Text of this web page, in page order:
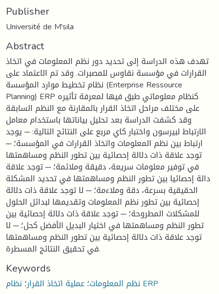
Publisher
Université de M'sila
Abstract
تهدف هذه الدراسة إلى تحديد دور نظم المعلومات في اتخاذ
القرارات في مؤسسة نقاوس للمصبرات. وقد تم الاعتماد على
نظام تخطيط موارد المؤسسة (Enterprise Ressource
Planning) ERP كنظام معلوماتي طبق فيها لمعرفة تأثيره
على مختلف مراحل اتخاذ القرار بالمقارنة مع النظم السابقة
وقد كشفت الدراسة بعد تحليل بياناتها باستخدام معامل
الارتباط لبيرسون واختبار كاي مربع على النتائج التالية: ─ يوجد
ارتباط بين نظم المعلومات واتخاذ القرارات في المؤسسة؛ ─
توجد علاقة ذات دلالة إحصائية بين تطور النظم ومساهمتها
في توفير معلومات سريعة، دقيقة وملائمة؛ ─ توجد علاقة
دالة إحصائيا بين تطور النظم ومساهمتها في تحديد المشكلة
الحقيقية بسرعة، دقة وملاءمة؛ ─ لا توجد علاقة ذات دلالة
إحصائية بين تطور نظم المعلومات وتقديمها لبدائل الحلول
للمشكلات المطروحة؛ ─ توجد علاقة ذات دلالة إحصائية بين
تطور النظم ومساهمتها في اختيار البديل الأفضل كحل؛ ─ لا
توجد علاقة ذات دلالة إحصائية بين تطور النظم ومساهمتها
في تحقيق النتائج المسطرة.
Keywords
نظم المعلومات؛ عملية اتخاذ القرار؛ نظام ERP